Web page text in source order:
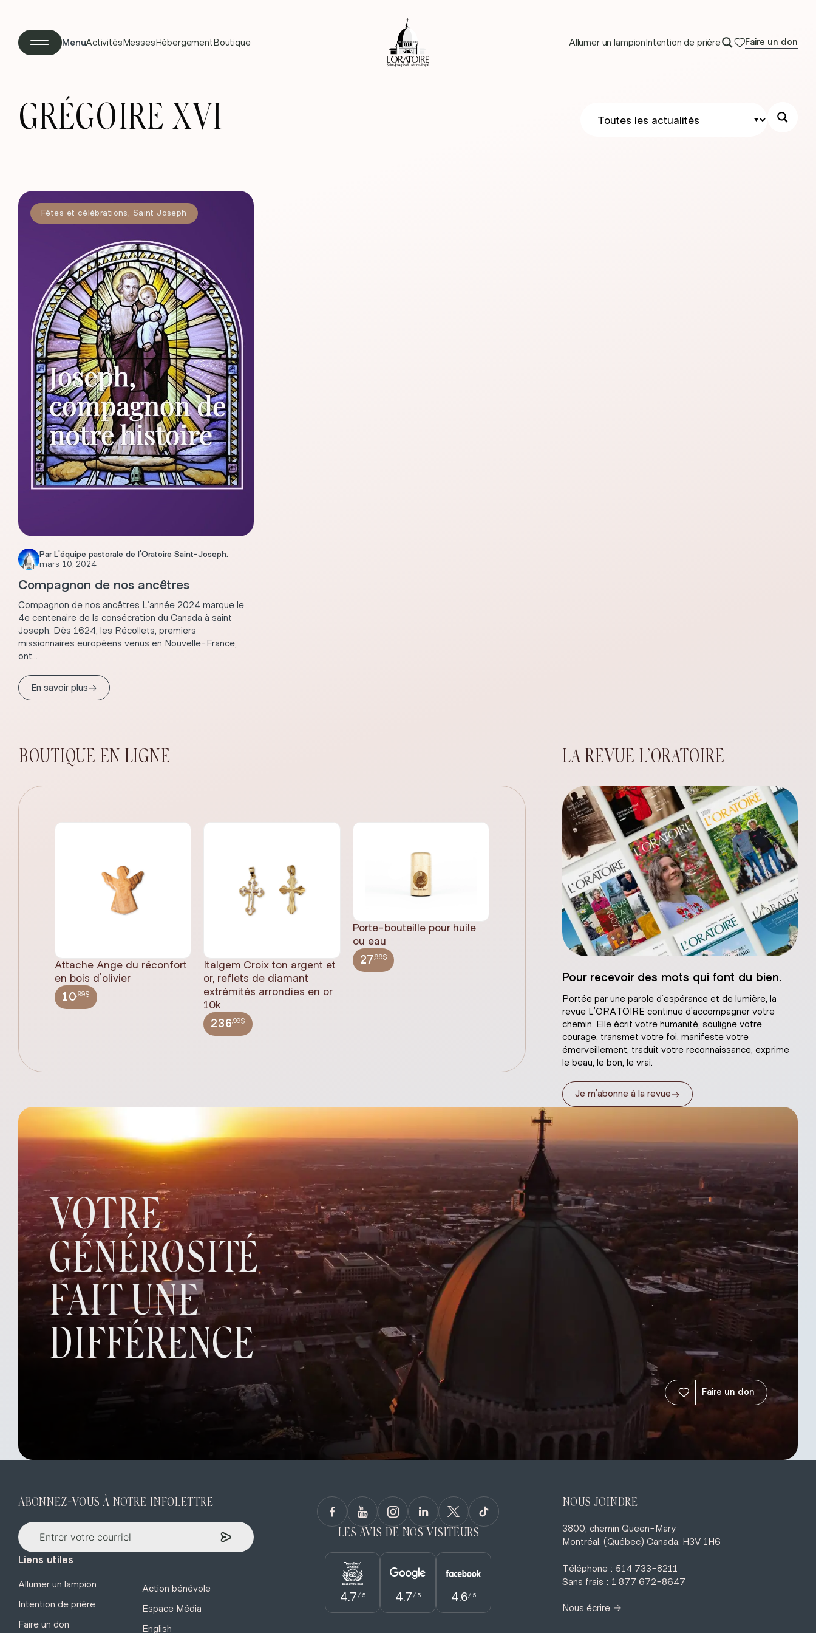
MenuActivités Messes Hébergement Boutique Allumer un lampion Intention de prière Faire un don
GRÉGOIRE XVI
Fêtes et célébrations Saint Joseph
Par L'équipe pastorale de l'Oratoire Saint-Joseph.
mars 10, 2024
Compagnon de nos ancêtres
Compagnon de nos ancêtres L’année 2024 marque le
4e centenaire de la consécration du Canada à saint
Joseph. Dès 1624, les Récollets, premiers
missionnaires européens venus en Nouvelle-France,
ont...
En savoir plus→
BOUTIQUE EN LIGNE
Attache Ange du réconfort
en bois d'olivier
10,99$
Italgem Croix ton argent et
or, reflets de diamant
extrémités arrondies en or
10k
236,99$
Porte-bouteille pour huile
ou eau
27 ,99$
Jésus plâtre naturel
LA REVUE L’ORATOIRE
Pour recevoir des mots qui font du bien.
Portée par une parole d’espérance et de lumière, la
revue L’ORATOIRE continue d’accompagner votre
chemin. Elle écrit votre humanité, souligne votre
courage, transmet votre foi, manifeste votre
émerveillement, traduit votre reconnaissance, exprime
le beau, le bon, le vrai.
Je m’abonne à la revue→
VOTRE
GÉNÉROSITÉ
FAIT UNE
DIFFÉRENCE
Faire un don
ABONNEZ-VOUS À NOTRE INFOLETTRE
Liens utiles
Allumer un lampion
Intention de prière
Faire un don
Action bénévole
Espace Média
English
LES AVIS DE NOS VISITEURS
4.7 / 5 4.7 / 5 4.6/ 5
NOUS JOINDRE
3800, chemin Queen-Mary
Montréal, (Québec) Canada, H3V 1H6
Téléphone : 514 733-8211
Sans frais : 1 877 672-8647
Nous écrire →